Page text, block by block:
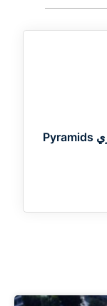
شركه بيراميدز للتطوير العقاري Pyramids